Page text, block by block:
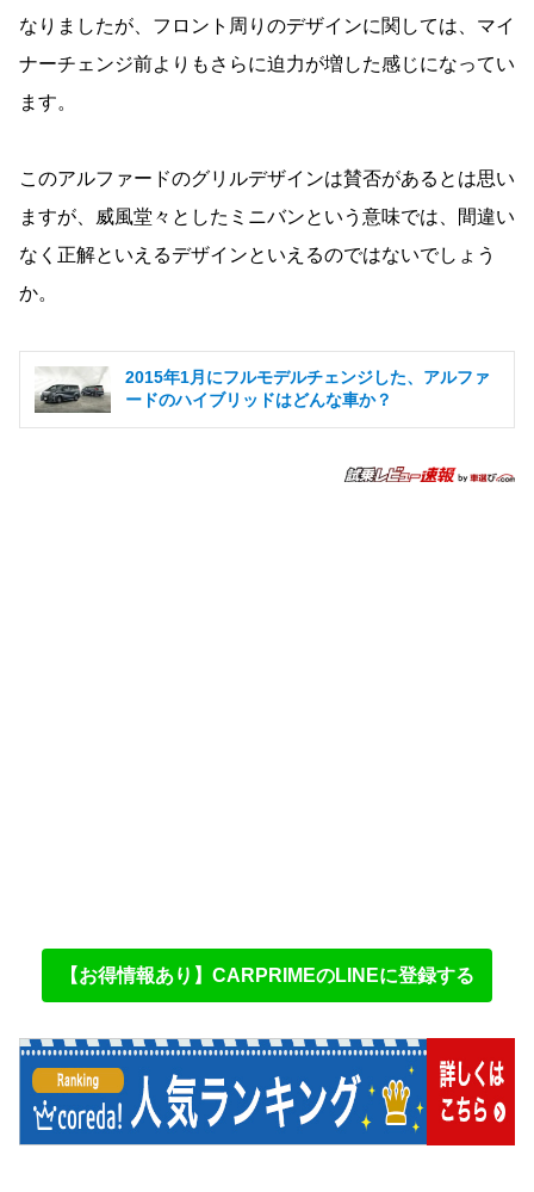
なりましたが、フロント周りのデザインに関しては、マイ
ナーチェンジ前よりもさらに迫力が増した感じになってい
ます。
このアルファードのグリルデザインは賛否があるとは思い
ますが、威風堂々としたミニバンという意味では、間違い
なく正解といえるデザインといえるのではないでしょう
か。
2015年1月にフルモデルチェンジした、アルファ
ードのハイブリッドはどんな車か？
【お得情報あり】CARPRIMEのLINEに登録する